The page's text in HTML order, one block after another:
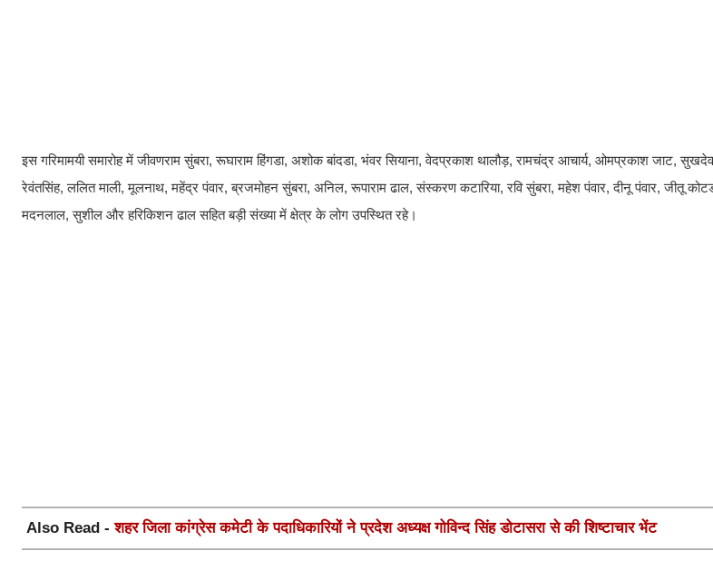
इस गरिमामयी समारोह में जीवणराम सुंबरा, रूघाराम हिंगडा, अशोक बांदडा, भंवर सियाना, वेदप्रकाश थालौड़, रामचंद्र आचार्य, ओमप्रकाश जाट,
रेवंतसिंह, ललित माली, मूलनाथ, महेंद्र पंवार, ब्रजमोहन सुंबरा, अनिल, रूपाराम ढाल, संस्करण कटारिया, रवि सुंबरा, महेश पंवार, दीनू पंवार, जीतू
मदनलाल, सुशील और हरिकिशन ढाल सहित बड़ी संख्या में क्षेत्र के लोग उपस्थित रहे।
Also Read -शहर जिला कांग्रेस कमेटी के पदाधिकारियों ने प्रदेश अध्यक्ष गोविन्द सिंह डोटासरा से की शिष्टाचार भेंट